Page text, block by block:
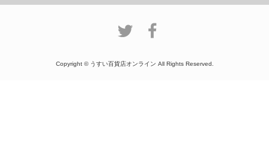
Copyright © うすい百貨店オンライン All Rights Reserved.